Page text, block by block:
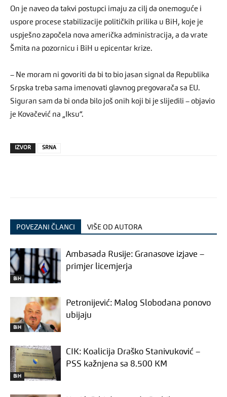
On je naveo da takvi postupci imaju za cilj da onemoguće i
uspore procese stabilizacije političkih prilika u BiH, koje je
uspješno započela nova američka administracija, a da vrate
Šmita na pozornicu i BiH u epicentar krize.
– Ne moram ni govoriti da bi to bio jasan signal da Republika
Srpska treba sama imenovati glavnog pregovarača sa EU.
Siguran sam da bi onda bilo još onih koji bi je slijedili – objavio
je Kovačević na „Iksu“.
IZVOR SRNA
POVEZANI ČLANCI VIŠE OD AUTORA
BiH
Ambasada Rusije: Granasove izjave –
primjer licemjerja
BiH
Petronijević: Malog Slobodana ponovo
ubijaju
BiH
CIK: Koalicija Draško Stanivuković –
PSS kažnjena sa 8.500 KM